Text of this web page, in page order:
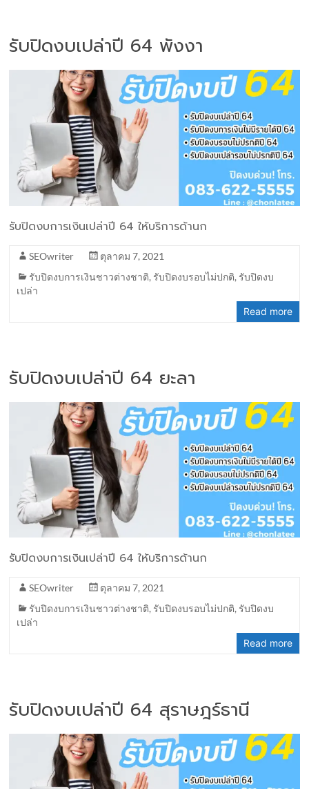
รับปิดงบเปล่าปี 64 พังงา
รับปิดงบการเงินเปล่าปี 64 ให้บริการด้านก
SEOwriter
ตุลาคม 7, 2021
รับปิดงบการเงินชาวต่างชาติ, รับปิดงบรอบไม่ปกติ, รับปิดงบ
เปล่า
Read more
รับปิดงบเปล่าปี 64 ยะลา
รับปิดงบการเงินเปล่าปี 64 ให้บริการด้านก
SEOwriter
ตุลาคม 7, 2021
รับปิดงบการเงินชาวต่างชาติ, รับปิดงบรอบไม่ปกติ, รับปิดงบ
เปล่า
Read more
รับปิดงบเปล่าปี 64 สุราษฎร์ธานี